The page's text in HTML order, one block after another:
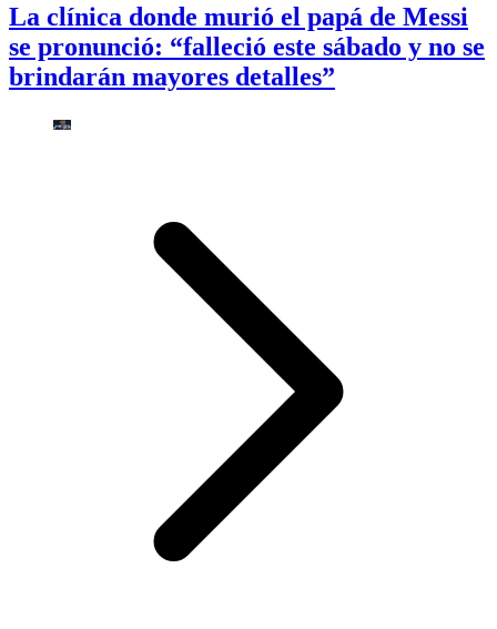
La clínica donde murió el papá de Messi
se pronunció: “falleció este sábado y no se
brindarán mayores detalles”